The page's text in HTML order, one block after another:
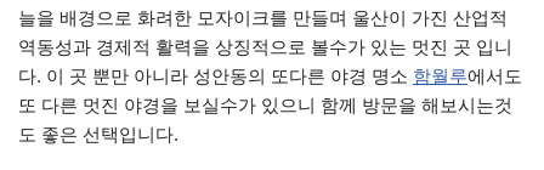
늘을 배경으로 화려한 모자이크를 만들며 울산이 가진 산업적
역동성과 경제적 활력을 상징적으로 볼수가 있는 멋진 곳 입니
다. 이 곳 뿐만 아니라 성안동의 또다른 야경 명소 함월루에서도
또 다른 멋진 야경을 보실수가 있으니 함께 방문을 해보시는것
도 좋은 선택입니다.